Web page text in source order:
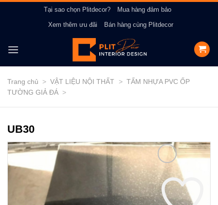
Tại sao chọn Plitdecor? Mua hàng đảm bảo
Xem thêm ưu đãi Bán hàng cùng Plitdecor
Trang chủ > VẬT LIỆU NỘI THẤT > TẤM NHỰA PVC ỐP
TƯỜNG GIẢ ĐÁ >
UB30